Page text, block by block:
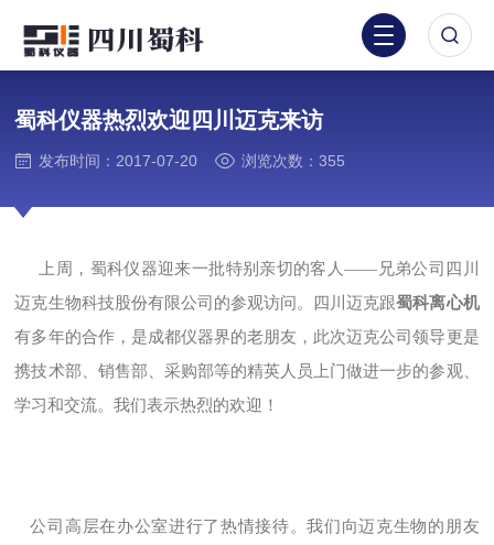
蜀科仪器热烈欢迎四川迈克来访
发布时间：2017-07-20 浏览次数：355
上周，蜀科仪器迎来一批特别亲切的客人——兄弟公司四川
迈克生物科技股份有限公司的参观访问。四川迈克跟蜀科离心机
有多年的合作，是成都仪器界的老朋友，此次迈克公司领导更是
携技术部、销售部、采购部等的精英人员上门做进一步的参观、
学习和交流。我们表示热烈的欢迎！
公司高层在办公室进行了热情接待。我们向迈克生物的朋友